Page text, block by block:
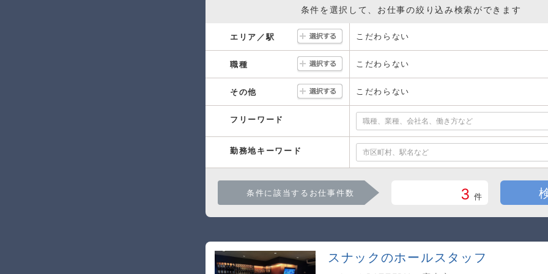
条件を選択して、お仕事の絞り込み検索ができます
エリア／駅 こだわらない
職種 こだわらない
その他 こだわらない
フリーワード
勤務地キーワード
条件に該当するお仕事件数 3 件
スナックのホールスタッフ